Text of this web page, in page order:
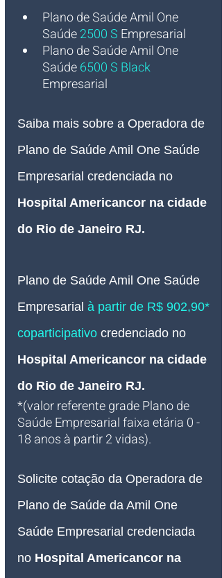
Plano de Saúde Amil One
Saúde2500 S Empresarial
Plano de Saúde Amil One
Saúde 6500 S Black
Empresarial
Saiba mais sobre a Operadora de
Plano de Saúde Amil One Saúde
Empresarial credenciada no
Hospital Americancor na cidade
do Rio de Janeiro RJ.
Plano de Saúde Amil One Saúde
Empresarial à partir de R$ 902,90*
coparticipativo credenciado no
Hospital Americancor na cidade
do Rio de Janeiro RJ.
*(valor referente grade Plano de
Saúde Empresarial faixa etária 0 -
18 anos à partir 2 vidas).
Solicite cotação da Operadora de
Plano de Saúde da Amil One
Saúde Empresarial credenciada
no Hospital Americancor na